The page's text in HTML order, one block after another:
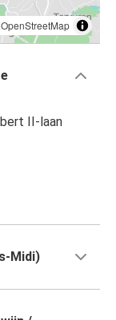
OpenStreetMap
II-laan
Midi)